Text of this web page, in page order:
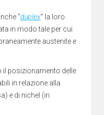
“duplex” la loro
in modo tale per cui
austenite e
il posizionamento delle
in relazione alla
e di nichel (in